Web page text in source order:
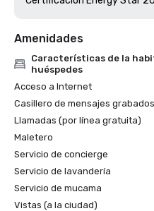
Amenidades
Características de la
huéspedes
Acceso a Internet
Casillero de mensajes grabados
Llamadas (por línea gratuita)
Maletero
Servicio de concierge
Servicio de lavandería
Servicio de mucama
Vistas (a la ciudad)